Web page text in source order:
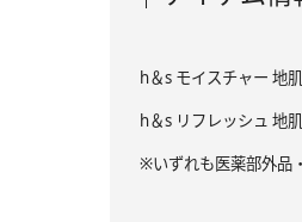
h＆s モイスチャー 地
h＆s リフレッシュ 地
※いずれも医薬部外品